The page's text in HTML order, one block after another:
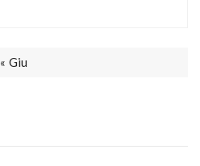
« Giu